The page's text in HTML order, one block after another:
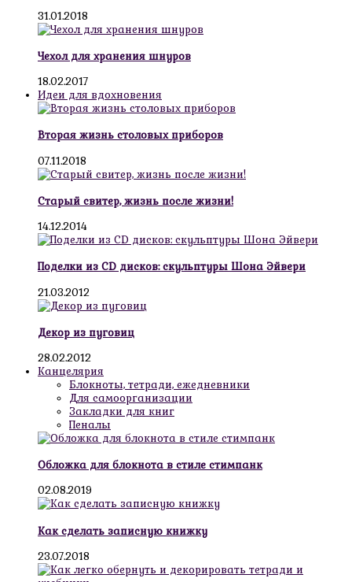
31.01.2018
Чехол для хранения шнуров
18.02.2017
Идеи для вдохновения
Вторая жизнь столовых приборов
07.11.2018
Старый свитер, жизнь после жизни!
14.12.2014
Поделки из CD дисков: скульптуры Шона Эйвери
21.03.2012
Декор из пуговиц
28.02.2012
Канцелярия
Блокноты, тетради, ежедневники
Для самоорганизации
Закладки для книг
Пеналы
Обложка для блокнота в стиле стимпанк
02.08.2019
Как сделать записную книжку
23.07.2018